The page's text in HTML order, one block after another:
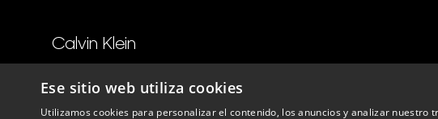
Calvin Klein
Copyright © 2025 Calvin Klein peru ®. Todos los derechos reservados.
Ese sitio web utiliza cookies
Utilizamos cookies para personalizar el contenido, los anuncios y analizar